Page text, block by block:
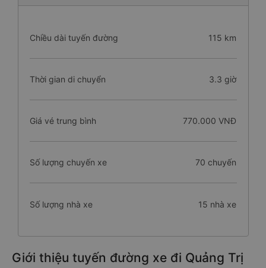
Chiều dài tuyến đường 115 km
Thời gian di chuyển 3.3 giờ
Giá vé trung bình 770.000 VNĐ
Số lượng chuyến xe 70 chuyến
Số lượng nhà xe 15 nhà xe
Giới thiệu tuyến đường xe đi Quảng Trị